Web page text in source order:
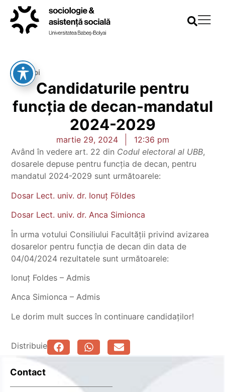
Înapoi
Candidaturile pentru
funcția de decan-mandatul
2024-2029
martie 29, 2024
12:36 pm
Având în vedere art. 22 din Codul electoral al UBB,
dosarele depuse pentru funcția de decan, pentru
mandatul 2024-2029 sunt următoarele:
Dosar Lect. univ. dr. Ionuț Földes
Dosar Lect. univ. dr. Anca Simionca
În urma votului Consiliului Facultății privind avizarea
dosarelor pentru funcția de decan din data de
04/04/2024 rezultatele sunt următoarele:
Ionuț Foldes – Admis
Anca Simionca – Admis
Le dorim mult succes în continuare candidaților!
Distribuie
Contact